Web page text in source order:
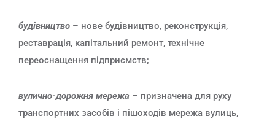
будівництво – нове будівництво, реконструкція,
реставрація, капітальний ремонт, технічне
переоснащення підприємств;
вулично-дорожня мережа – призначена для руху
транспортних засобів і пішоходів мережа вулиць,